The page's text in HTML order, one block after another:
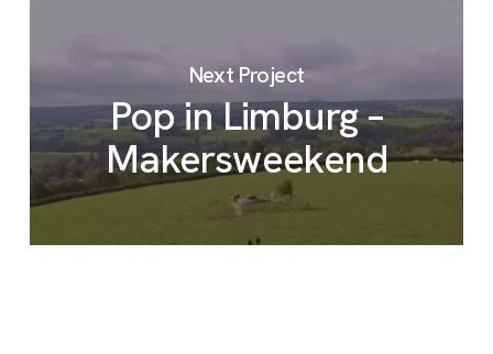
Next Project
Pop in Limburg –
Makersweekend